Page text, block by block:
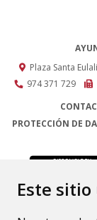
Este
Plaza Santa
974 371 729
PROTECCIÓN DE